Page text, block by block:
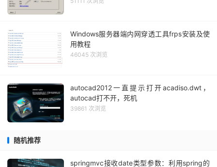
Windows服务器端内网穿透工具frps安装及使
用教程
46045 次浏览
autocad2012一直提示打开acadiso.dwt，
autocad打不开，死机
39861 次浏览
随机推荐
springmvc接收date类型参数：利用spring的